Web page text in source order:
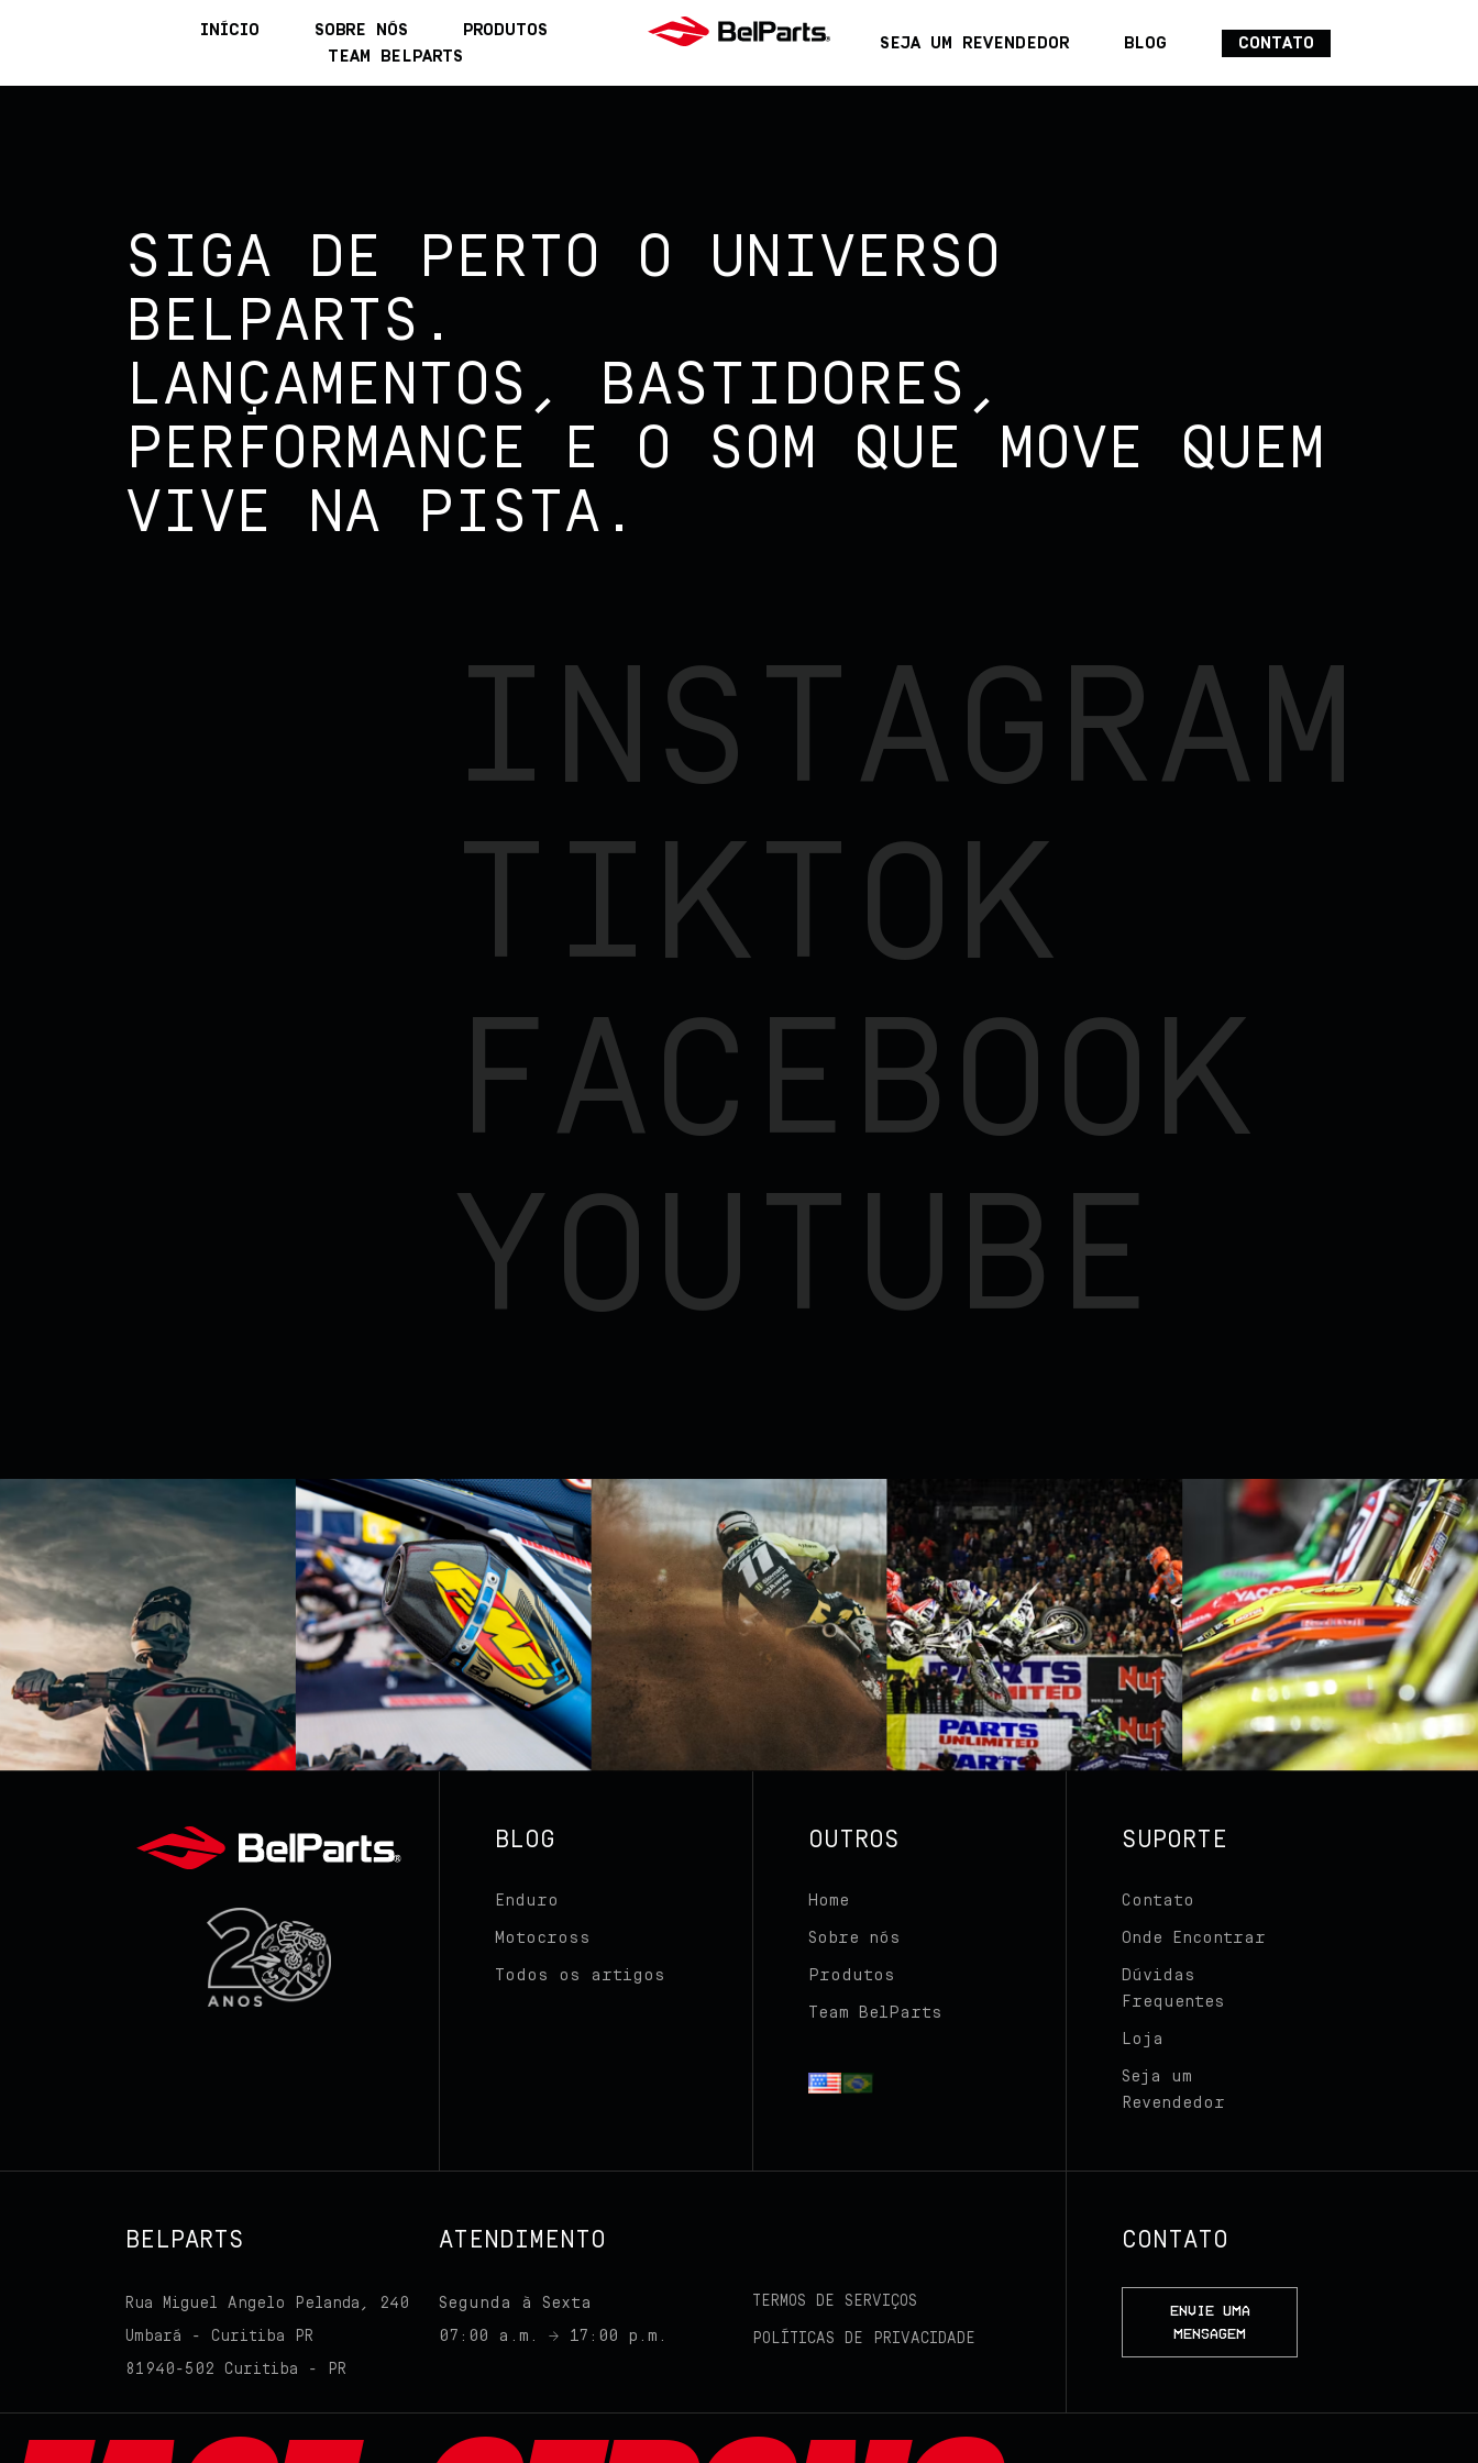
INÍCIO SOBRE NÓS
PRODUTOS
TEAM BELPARTS
SEJA UM REVENDEDOR BLOG CONTATO
Team BelParts
Seja um revendedor
SIGA DE PERTO O UNIVERSO
BELPARTS.
LANÇAMENTOS, BASTIDORES,
PERFORMANCE E O SOM QUE MOVE QUEM
VIVE NA PISTA.
INSTAGRAM
TIKTOK
FACEBOOK
YOUTUBE
BLOG
Enduro
Motocross
Todos os artigos
OUTROS
Home
Sobre nós
Produtos
Team BelParts
SUPORTE
Contato
Onde Encontrar
Dúvidas
Frequentes
Loja
Seja um
Revendedor
BELPARTS
Rua Miguel Angelo Pelanda, 240
Umbará - Curitiba PR
81940-502 Curitiba - PR
ATENDIMENTO
Segunda à Sexta
07:00 a.m. → 17:00 p.m.
TERMOS DE SERVIÇOS
POLÍTICAS DE PRIVACIDADE
CONTATO
ENVIE UMA
MENSAGEM